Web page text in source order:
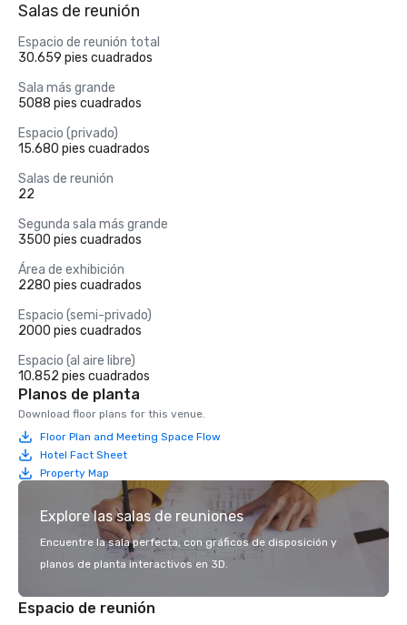
Salas de reunión
Espacio de reunión total
30.659 pies cuadrados
Sala más grande
5088 pies cuadrados
Espacio (privado)
15.680 pies cuadrados
Salas de reunión
22
Segunda sala más grande
3500 pies cuadrados
Área de exhibición
2280 pies cuadrados
Espacio (semi-privado)
2000 pies cuadrados
Espacio (al aire libre)
10.852 pies cuadrados
Planos de planta
Download floor plans for this venue.
Floor Plan and Meeting Space Flow
Hotel Fact Sheet
Property Map
Explore las salas de reuniones
Encuentre la sala perfecta, con gráficos de disposición y
planos de planta interactivos en 3D.
Espacio de reunión